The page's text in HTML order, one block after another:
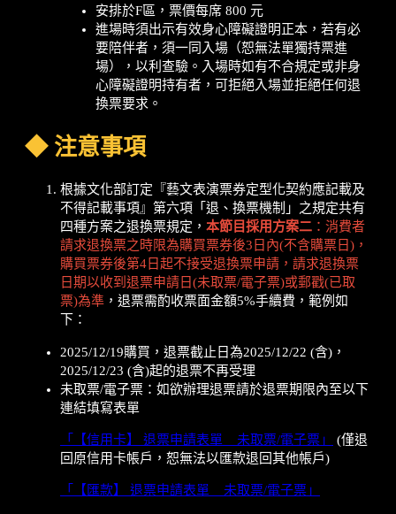
安排於F區，票價每席 800 元
進場時須出示有效身心障礙證明正本，若有必
要陪伴者，須一同入場（恕無法單獨持票進
場），以利查驗。入場時如有不合規定或非身
心障礙證明持有者，可拒絕入場並拒絕任何退
換票要求。
◆ 注意事項
根據文化部訂定『藝文表演票券定型化契約應記載及
不得記載事項』第六項「退、換票機制」之規定共有
四種方案之退換票規定， 本節目採用方案二 ：消費者
請求退換票之時限為購買票券後3日內(不含購票日)，
購買票券後第4日起不接受退換票申請，請求退換票
日期以收到退票申請日(未取票/電子票)或郵戳(已取
票)為準 ，退票需酌收票面金額5%手續費，範例如
下：
2025/12/19購買，退票截止日為2025/12/22 (含)，
2025/12/23 (含)起的退票不再受理
未取票/電子票：如欲辦理退票請於退票期限內至以下
連結填寫表單
「【信用卡】 退票申請表單 _ 未取票/電子票」
(僅退
回原信用卡帳戶，恕無法以匯款退回其他帳戶)
「【匯款】 退票申請表單 _ 未取票/電子票」